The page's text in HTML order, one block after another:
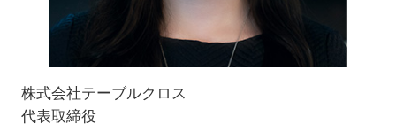
株式会社テーブルクロス
代表取締役